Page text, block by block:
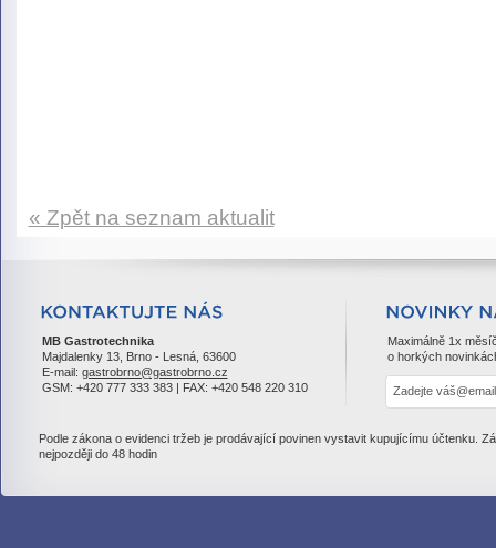
« Zpět na seznam aktualit
MB Gastrotechnika
Majdalenky 13, Brno - Lesná, 63600
E-mail: gastrobrno@gastrobrno.cz
GSM: +420 777 333 383 | FAX: +420 548 220 310
Maximálně 1x
o horkých
Podle zákona o evidenci tržeb je prodávající povinen vystavit kupujícímu účtenku.
nejpozději do 48 hodin